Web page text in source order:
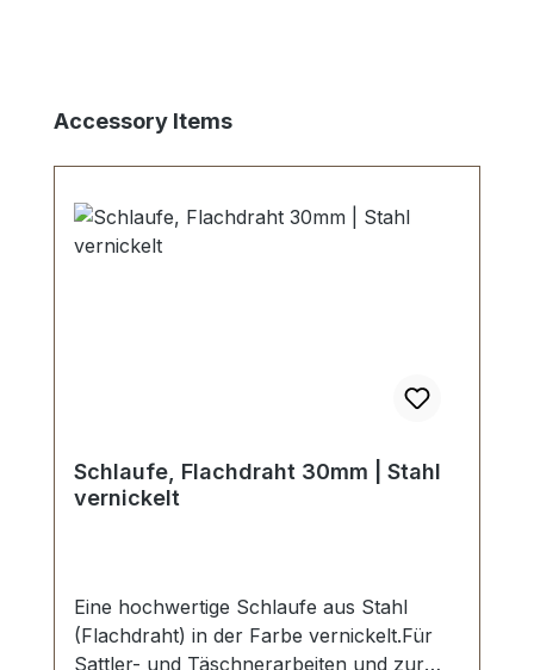
Skip product gallery
Accessory Items
Schlaufe, Flachdraht 30mm | Stahl
vernickelt
Eine hochwertige Schlaufe aus Stahl
(Flachdraht) in der Farbe vernickelt.Für
Sattler- und Täschnerarbeiten und zur